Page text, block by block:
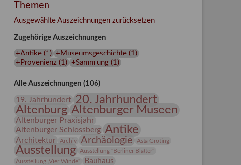
Themen
Ausgewählte Auszeichnungen zurücksetzen
Zugehörige Auszeichnungen
+Antike(1 ) +Museumsgeschichte(1 )
+Provenienz(1 ) +Sammlung(1 )
Alle Auszeichnungen (106)
19. Jahrhundert 20. Jahrhundert
Altenburg Altenburger Museen
Altenburger Praxisjahr
Altenburger Schlossberg Antike
Architektur Archiv Archäologie Asta Gröting
Ausstellung
Ausstellung "Berliner Blätter"
Ausstellung „Vier Winde“
Bauhaus